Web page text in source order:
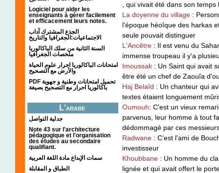
Logiciel pour aider les
enseignants à gérer facilement
et efficacement leurs notes.
الجذع المشترك آداب
الاجتماعيات:الجغرافيا والتاريخ
السنة الثانية من سلك الباكالوريا
ملخصات الجغرافيا
امتحانات الباكالوريا احرار علوم الحياة
والأرض مع التصحيح
PDF تحميل امتحانات وطنية و جهوية
باكالوريا احرار مع التصحيح بصيغة
L'arabe
جدلية التواصل
Note 43 sur l'architecture
pédagogique et l'organisation
des études au secondaire
qualifiant.
سمات الإبداع مادة اللغة العربية
الطباق و المقابلة
, qui vivait été dans son
La doyenne du village :
l'époque héoîque des harkas
seule pouvait distinguer
L'Ancêtre : Il est venu du
immense troupeau il y'a
Imoussak : Un Saint qui avait
être été un chef de Zaouîa
Haj Belaîd : Un chanteur qui
textes étaient longuement
Oumouh: C'est un vieux
parvenus, leur homme à tout
dédommagé par ces
Radwane : C'est l'ami de
investisseur
Khoubbane : Un homme du
lignée et qui avait offert le